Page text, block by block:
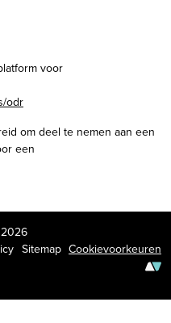
voor
odr
om deel te nemen aan een
een
Sitemap Cookievoorkeuren